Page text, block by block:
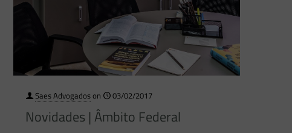
Saes Advogadoson 03/02/2017
Novidades | Âmbito Federal